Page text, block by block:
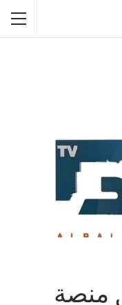
منصة